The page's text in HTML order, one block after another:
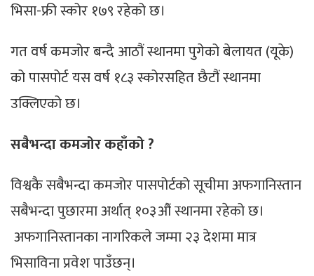
भिसा-फ्री स्कोर १७९ रहेको छ।
गत वर्ष कमजोर बन्दै आठौं स्थानमा पुगेको बेलायत (यूके)
को पासपोर्ट यस वर्ष १८३ स्कोरसहित छैटौं स्थानमा
उक्लिएको छ।
सबैभन्दा कमजोर कहाँको?
विश्वकै सबैभन्दा कमजोर पासपोर्टको सूचीमा अफगानिस्तान
सबैभन्दा पुछारमा अर्थात् १०३औं स्थानमा रहेको छ।
अफगानिस्तानका नागरिकले जम्मा २३ देशमा मात्र
भिसाविना प्रवेश पाउँछन्।